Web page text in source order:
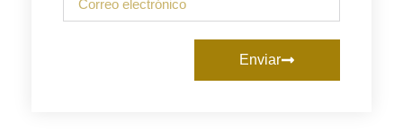
Enviar